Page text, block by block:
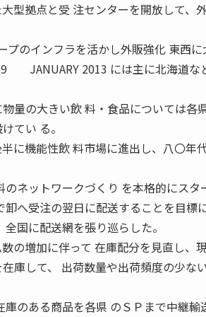
型拠点と受 注センターを開放して、
プのインフラを活かし外販強化 東西
JANUARY 2013 には主に北海道な
量の大きい飲 料・食品については各
てい る。
に機能性飲 料市場に進出し、八〇年
ネットワークづくり を本格的にスタ
へ受注の翌日に配送することを目標
国に配送網を張り巡らした。
の増加に伴って 在庫配分を見直し、
庫して、 出荷数量や出荷頻度の少な
のある商品を各県 のＳＰまで中継